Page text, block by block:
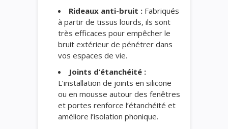
Rideaux anti-bruit : Fabriqués
à partir de tissus lourds, ils sont
très efficaces pour empêcher le
bruit extérieur de pénétrer dans
vos espaces de vie.
Joints d’étanchéité :
L’installation de joints en silicone
ou en mousse autour des fenêtres
et portes renforce l’étanchéité et
améliore l’isolation phonique.